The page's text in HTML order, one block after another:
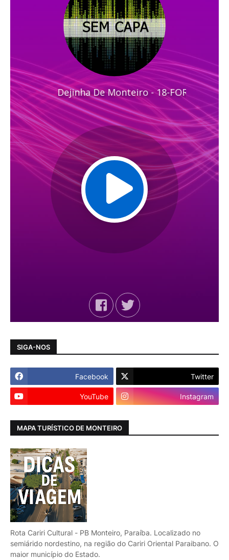
SIGA-NOS
Facebook Twitter
YouTube Instagram
MAPA TURÍSTICO DE MONTEIRO
Rota Cariri Cultural - PB Monteiro, Paraíba. Localizado no
semiárido nordestino, na região do Cariri Oriental Paraibano. O
maior município do Estado.